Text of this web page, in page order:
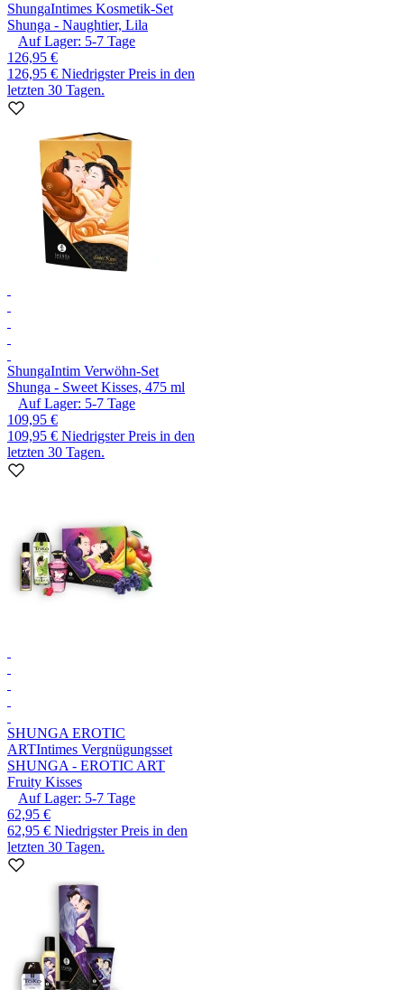
ShungaIntimes Kosmetik-Set
Shunga - Naughtier, Lila
Auf Lager: 5-7 Tage
126,95 €
126,95 € Niedrigster Preis in den
letzten 30 Tagen.
ShungaIntim Verwöhn-Set
Shunga - Sweet Kisses, 475 ml
Auf Lager: 5-7 Tage
109,95 €
109,95 € Niedrigster Preis in den
letzten 30 Tagen.
SHUNGA EROTIC
ARTIntimes Vergnügungsset
SHUNGA - EROTIC ART
Fruity Kisses
Auf Lager: 5-7 Tage
62,95 €
62,95 € Niedrigster Preis in den
letzten 30 Tagen.